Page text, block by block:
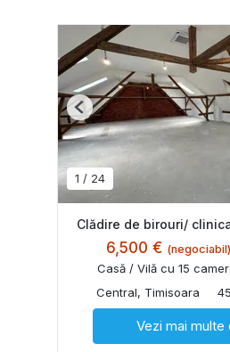
1 / 24
Previous
Clădire de birouri/
6,500 €
Casă / Vilă cu 15
Central, Timisoara
Vezi mai multe